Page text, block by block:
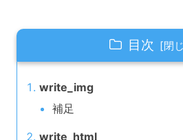
目次
write_img
補足
write_html